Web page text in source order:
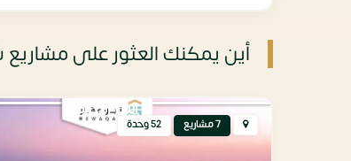
أين يمكنك العثور على مشاريع
7 مشاريع 52 وحدة
البحر الاحمر